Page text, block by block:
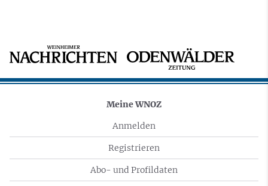
Meine WNOZ
Anmelden
Registrieren
Abo- und Profildaten